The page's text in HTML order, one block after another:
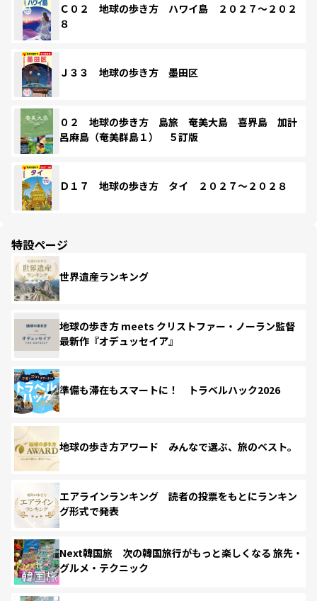
Ｃ０２ 地球の歩き方 ハワイ島 ２０２７～２０２
８
Ｊ３３ 地球の歩き方 墨田区
０２ 地球の歩き方 島旅 奄美大島 喜界島 加計
呂麻島（奄美群島１） ５訂版
Ｄ１７ 地球の歩き方 タイ ２０２７～２０２８
特設ページ
世界遺産ランキング
地球の歩き方 meets クリストファー・ノーラン監督
最新作『オデュッセイア』
準備も滞在もスマートに！ トラベルハック2026
地球の歩き方アワード みんなで選ぶ、旅のベスト。
エアラインランキング 読者の投票をもとにランキン
グ形式で発表
Next韓国旅 次の韓国旅行がもっと楽しくなる 旅先・
グルメ・テクニック